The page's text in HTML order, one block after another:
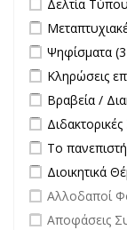
Δελτία
Apply
ApplyΨηφίσματα
ApplyΚληρώσεις
Apply Βραβεία
Βραβεία /
Apply
Apply Το
Το
ApplyΔιοικητικά
undefined
Αλλοδαποί
undefined
Αποφάσεις